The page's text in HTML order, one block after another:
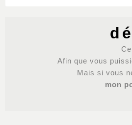
Afin que vous
Mais si vous
mon